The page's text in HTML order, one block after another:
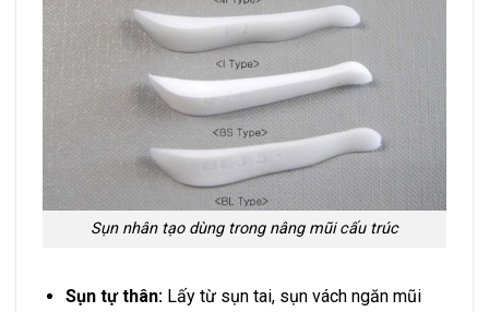
Sụn nhân tạo dùng trong nâng mũi cấu trúc
Sụn tự thân:Lấy từ sụn tai, sụn vách ngăn mũi